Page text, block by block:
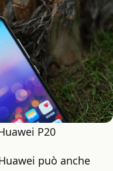
P20
può anche